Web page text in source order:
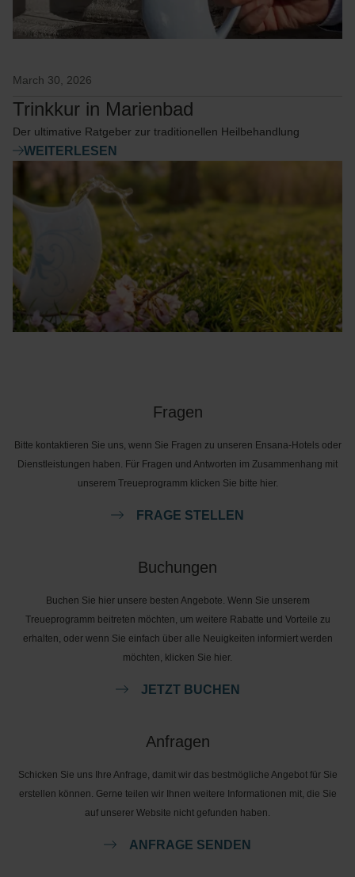
March 30, 2026
Trinkkur in Marienbad
Der ultimative Ratgeber zur traditionellen Heilbehandlung
WEITERLESEN
Fragen
Bitte kontaktieren Sie uns, wenn Sie Fragen zu unseren Ensana-Hotels oder
Dienstleistungen haben. Für Fragen und Antworten im Zusammenhang mit
unserem Treueprogramm klicken Sie bitte hier.
FRAGE STELLEN
Buchungen
Buchen Sie hier unsere besten Angebote. Wenn Sie unserem
Treueprogramm beitreten möchten, um weitere Rabatte und Vorteile zu
erhalten, oder wenn Sie einfach über alle Neuigkeiten informiert werden
möchten, klicken Sie hier.
JETZT BUCHEN
Anfragen
Schicken Sie uns Ihre Anfrage, damit wir das bestmögliche Angebot für Sie
erstellen können. Gerne teilen wir Ihnen weitere Informationen mit, die Sie
auf unserer Website nicht gefunden haben.
ANFRAGE SENDEN